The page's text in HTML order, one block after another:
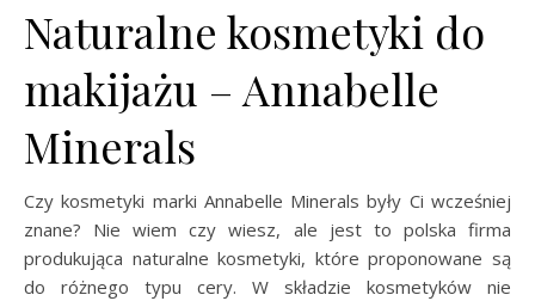
Naturalne kosmetyki do
makijażu – Annabelle
Minerals
Czy kosmetyki marki Annabelle Minerals były Ci wcześniej
znane? Nie wiem czy wiesz, ale jest to polska firma
produkująca naturalne kosmetyki, które proponowane są
do różnego typu cery. W składzie kosmetyków nie